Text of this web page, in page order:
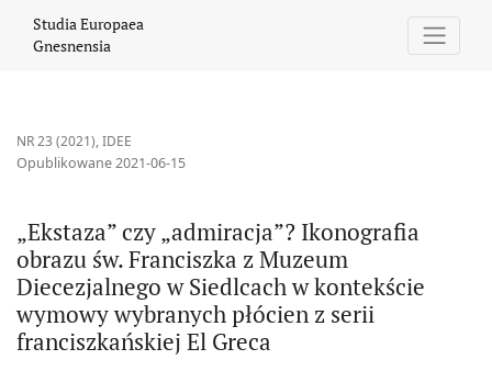
Studia Europaea
Gnesnensia
NR 23 (2021),IDEE
„Ekstaza” czy „admiracja”? Ikonografia
obrazu św. Franciszka z Muzeum
Diecezjalnego w Siedlcach w kontekście
wymowy wybranych płócien z serii
franciszkańskiej El Greca
Opublikowane 2021-06-15